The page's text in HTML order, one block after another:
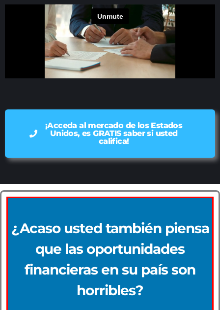
¡Acceda al mercado de los Estados
Unidos, es GRATIS saber si usted
califica!
¿Acaso usted también piensa
que las oportunidades
financieras en su país son
horribles?